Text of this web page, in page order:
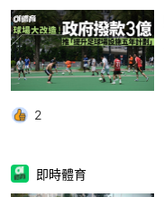
2
即時體育